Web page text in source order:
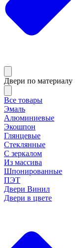
Двери по материалу
Все товары
Эмаль
Алюминиевые
Экошпон
Глянцевые
Стеклянные
С зеркалом
Из массива
Шпонированные
ПЭТ
Двери Винил
Двери в цвете